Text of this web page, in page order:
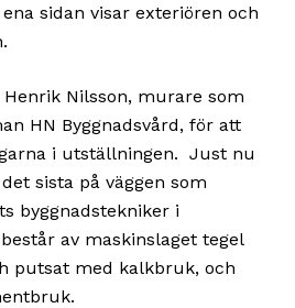
sidan visar exteriören och
Nilsson, murare som
HN Byggnadsvård, för att
i utställningen. Just nu
sista på väggen som
byggnadstekniker i
av maskinslaget tegel
putsat med kalkbruk, och